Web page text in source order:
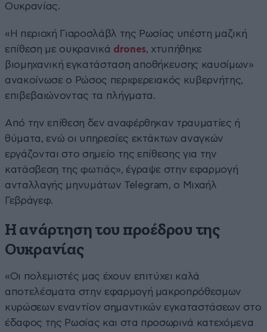
Ουκρανίας.
«Η περιοχή Γιαροσλάβλ της Ρωσίας υπέστη μαζική
επίθεση με ουκρανικά drones, χτυπήθηκε
βιομηχανική εγκατάσταση αποθήκευσης καυσίμων»
ανακοίνωσε ο Ρώσος περιφερειακός κυβερνήτης,
επιβεβαιώνοντας τα πλήγματα.
Από την επίθεση δεν αναφέρθηκαν τραυματίες ή
θύματα, ενώ οι υπηρεσίες εκτάκτων αναγκών
εργάζονται στο σημείο της επίθεσης για την
κατάσβεση της φωτιάς», έγραψε στην εφαρμογή
ανταλλαγής μηνυμάτων Telegram, ο Μιχαήλ
Γεβράγεφ.
Η ανάρτηση του προέδρου της
Ουκρανίας
«Οι πολεμιστές μας έχουν επιτύχει καλά
αποτελέσματα στην εφαρμογή μακροπρόθεσμων
κυρώσεων εναντίον σημαντικών εγκαταστάσεων στο
έδαφος της Ρωσίας και στα προσωρινά κατεχόμενα